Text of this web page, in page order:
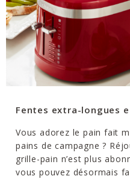
Fentes extra-longues
Vous adorez le pain fait
pains de campagne ?
grille-pain n’est plus
vous pouvez désormais